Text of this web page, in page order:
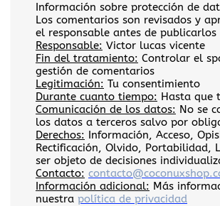
Información sobre protección de
Los comentarios son revisados y
el responsable antes de publicarlos
Responsable: Victor lucas vicente
Fin del tratamiento: Controlar el
gestión de comentarios
Legitimación: Tu consentimiento
Durante cuanto tiempo: Hasta que
Comunicación de los datos: No se
los datos a terceros salvo por
Derechos: Información, Acceso,
Rectificación, Olvido, Portabilidad,
ser objeto de decisiones
Contacto:
Información adicional: Más
nuestra política de privacidad